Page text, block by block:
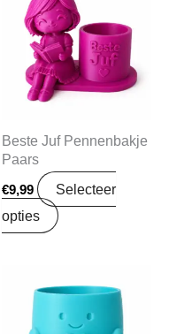
Beste Juf Pennenbakje
Paars
€9,99
Selecteer
opties
prijs
€5,99.
prijs
€3,99.